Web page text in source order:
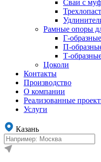
Сваи с
Рамные опоры
Г-
П-
Т-
Цоколи
Контакты
Производство
О компании
Реализованные
Услуги
Казань